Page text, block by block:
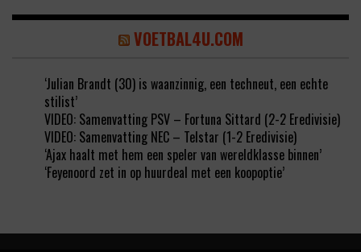
VOETBAL4U.COM
‘Julian Brandt (30) is waanzinnig, een techneut, een echte
stilist’
VIDEO: Samenvatting PSV – Fortuna Sittard (2-2 Eredivisie)
VIDEO: Samenvatting NEC – Telstar (1-2 Eredivisie)
‘Ajax haalt met hem een speler van wereldklasse binnen’
‘Feyenoord zet in op huurdeal met een koopoptie’